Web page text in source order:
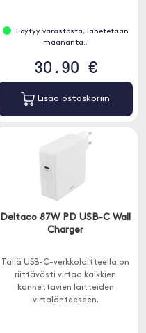
liittämisen varmistamiseksi.
Löytyy varastosta, lähetetään
maananta..
30.90 €
Lisää ostoskoriin
Deltaco 87W PD USB-C Wall
Charger
Tällä USB-C-verkkolaitteella on
riittävästi virtaa kaikkien
kannettavien laitteiden
virtalähteeseen.